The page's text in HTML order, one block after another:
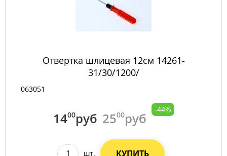
Отвертка шлицевая 12см 14261-
31/30/1200/
063051
1400руб 2500руб
-44%
шт. КУПИТЬ